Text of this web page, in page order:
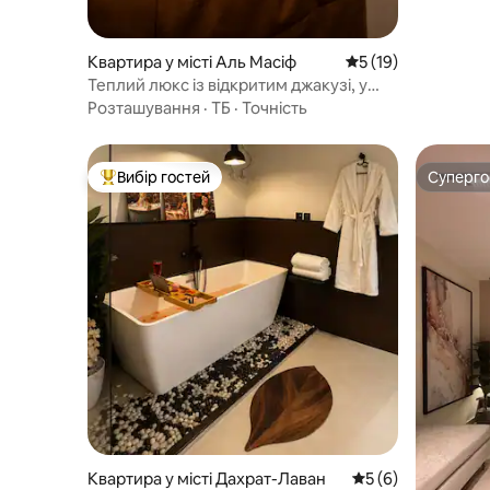
Квартира у місті Аль Масіф Середня оцінка: 5
5 (19)
Теплий люкс із відкритим джакузі, у
саудівському стилі середини століття
Розташування · ТБ · Точність
Топ вибір гостей
Вибір гостей
Квартира у місті Дахрат-Лаван Середня оцінка:
5 (6)